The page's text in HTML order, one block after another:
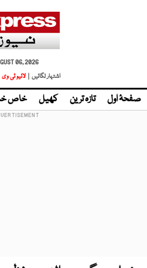
06, 2026
اشتہار لگائیں |
لائیو ٹی وی
صفحۂ اول تازہ ترین کھیل خاص